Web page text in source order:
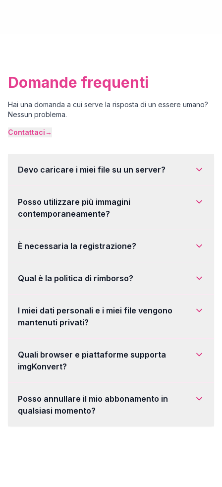
Domande frequenti
Hai una domanda a cui serve la risposta di un essere umano?
Nessun problema.
Contattaci→
Devo caricare i miei file su un server?
Posso utilizzare più immagini
contemporaneamente?
È necessaria la registrazione?
Qual è la politica di rimborso?
I miei dati personali e i miei file vengono
mantenuti privati?
Quali browser e piattaforme supporta
imgKonvert?
Posso annullare il mio abbonamento in
qualsiasi momento?